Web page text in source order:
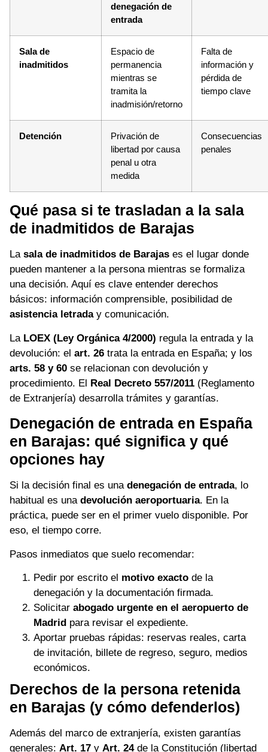
denegación de
entrada
Sala de
inadmitidos
Espacio de
permanencia
mientras se
tramita la
inadmisión/retorno
Falta de
información y
pérdida de
tiempo clave
Detención
Privación de
libertad por causa
penal u otra
medida
Consecuencias
penales
Qué pasa si te trasladan a la sala
de inadmitidos de Barajas
La sala de inadmitidos de Barajas es el lugar donde
pueden mantener a la persona mientras se formaliza
una decisión. Aquí es clave entender derechos
básicos: información comprensible, posibilidad de
asistencia letraday comunicación.
La LOEX (Ley Orgánica 4/2000) regula la entrada y la
devolución: el art. 26 trata la entrada en España; y los
arts. 58 y 60 se relacionan con devolución y
procedimiento. El Real Decreto 557/2011 (Reglamento
de Extranjería) desarrolla trámites y garantías.
Denegación de entrada en España
en Barajas: qué significa y qué
opciones hay
Si la decisión final es una denegación de entrada, lo
habitual es una devolución aeroportuaria. En la
práctica, puede ser en el primer vuelo disponible. Por
eso, el tiempo corre.
Pasos inmediatos que suelo recomendar:
Pedir por escrito el motivo exacto de la
denegación y la documentación firmada.
Solicitar abogado urgente en el aeropuerto de
Madrid para revisar el expediente.
Aportar pruebas rápidas: reservas reales, carta
de invitación, billete de regreso, seguro, medios
económicos.
Derechos de la persona retenida
en Barajas (y cómo defenderlos)
Además del marco de extranjería, existen garantías
generales: Art. 17 y Art. 24de la Constitución (libertad